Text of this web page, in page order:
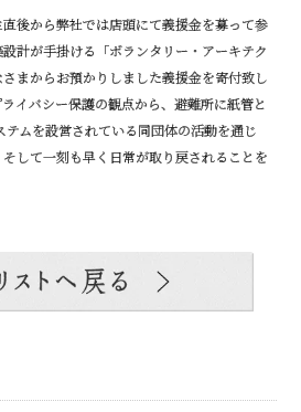
後から弊社では店頭にて義援金を募って参
計が手掛ける「ボランタリー・アーキテク
まからお預かりしました義援金を寄付致し
イバシー保護の観点から、避難所に紙管と
ムを設営されている同団体の活動を通じ
して一刻も早く日常が取り戻されることを